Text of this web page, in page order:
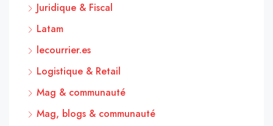
Juridique & Fiscal
Latam
lecourrier.es
Logistique & Retail
Mag & communauté
Mag, blogs & communauté